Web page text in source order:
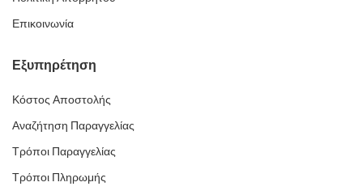
Επικοινωνία
Εξυπηρέτηση
Κόστος Αποστολής
Αναζήτηση Παραγγελίας
Τρόποι Παραγγελίας
Τρόποι Πληρωμής